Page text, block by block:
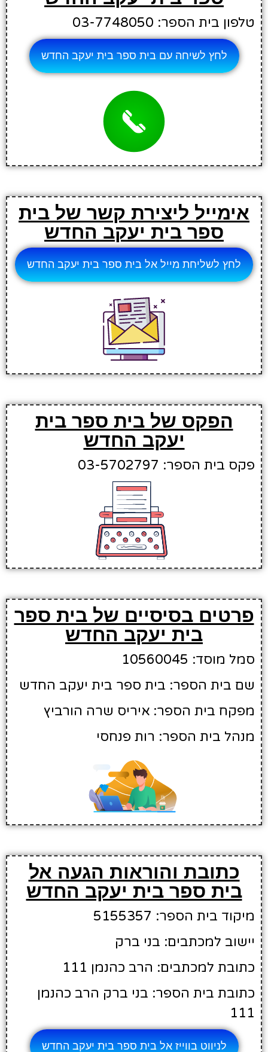
טלפון בית הספר: 03-7748050
לחץ לשיחה עם בית ספר בית יעקב החדש
אימייל ליצירת קשר של בית
ספר בית יעקב החדש
לחץ לשליחת מייל אל בית ספר בית יעקב החדש
הפקס של בית ספר בית
יעקב החדש
פקס בית הספר: 03-5702797
פרטים בסיסיים של בית ספר
בית יעקב החדש
סמל מוסד: 10560045
שם בית הספר: בית ספר בית יעקב החדש
מפקח בית הספר: איריס שרה הורביץ
מנהל בית הספר: רות פנחסי
כתובת והוראות הגעה אל
בית ספר בית יעקב החדש
מיקוד בית הספר: 5155357
יישוב למכתבים: בני ברק
כתובת למכתבים: הרב כהנמן 111
כתובת בית הספר: בני ברק הרב כהנמן
111
לניווט בווייז אל בית ספר בית יעקב החדש